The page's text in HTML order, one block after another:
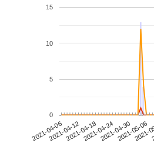
2021-04-062021-04-122021-04-182021-04-242021-04-302021-05-06
2021-
0
5
10
15